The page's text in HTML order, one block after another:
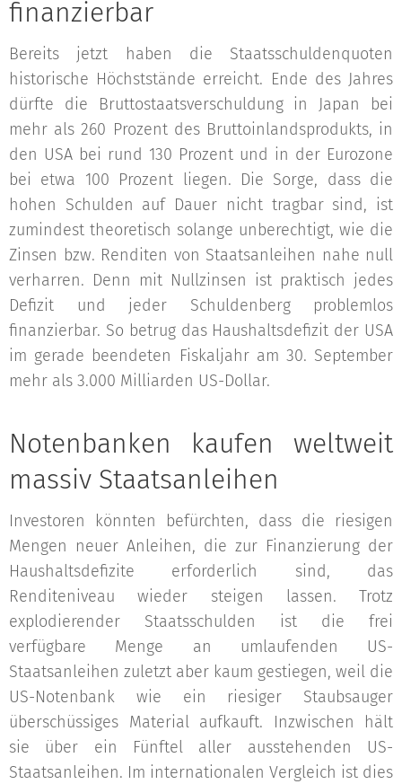
finanzierbar
Bereits jetzt haben die Staatsschuldenquoten
historische Höchststände erreicht. Ende des Jahres
dürfte die Bruttostaatsverschuldung in Japan bei
mehr als 260 Prozent des Bruttoinlandsprodukts, in
den USA bei rund 130 Prozent und in der Eurozone
bei etwa 100 Prozent liegen. Die Sorge, dass die
hohen Schulden auf Dauer nicht tragbar sind, ist
zumindest theoretisch solange unberechtigt, wie die
Zinsen bzw. Renditen von Staatsanleihen nahe null
verharren. Denn mit Nullzinsen ist praktisch jedes
Defizit und jeder Schuldenberg problemlos
finanzierbar. So betrug das Haushaltsdefizit der USA
im gerade beendeten Fiskaljahr am 30. September
mehr als 3.000 Milliarden US-Dollar.
Notenbanken kaufen weltweit
massiv Staatsanleihen
Investoren könnten befürchten, dass die riesigen
Mengen neuer Anleihen, die zur Finanzierung der
Haushaltsdefizite erforderlich sind, das
Renditeniveau wieder steigen lassen. Trotz
explodierender Staatsschulden ist die frei
verfügbare Menge an umlaufenden US-
Staatsanleihen zuletzt aber kaum gestiegen, weil die
US-Notenbank wie ein riesiger Staubsauger
überschüssiges Material aufkauft. Inzwischen hält
sie über ein Fünftel aller ausstehenden US-
Staatsanleihen. Im internationalen Vergleich ist dies